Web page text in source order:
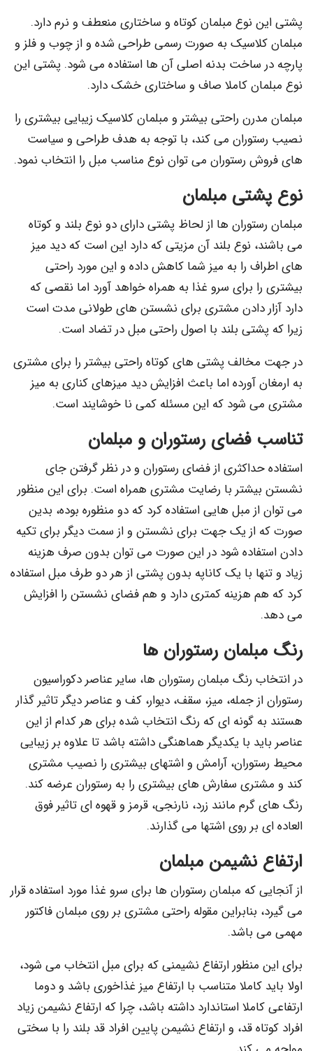
پشتی این نوع مبلمان کوتاه و ساختاری منعطف و نرم دارد.
مبلمان کلاسیک به صورت رسمی طراحی شده و از چوب و فلز و
پارچه در ساخت بدنه اصلی آن ها استفاده می شود. پشتی این
نوع مبلمان کاملا صاف و ساختاری خشک دارد.
مبلمان مدرن راحتی بیشتر و مبلمان کلاسیک زیبایی بیشتری را
نصیب رستوران می کند، با توجه به هدف طراحی و سیاست
های فروش رستوران می توان نوع مناسب مبل را انتخاب نمود.
نوع پشتی مبلمان
مبلمان رستوران ها از لحاظ پشتی دارای دو نوع بلند و کوتاه
می باشند، نوع بلند آن مزیتی که دارد این است که دید میز
های اطراف را به میز شما کاهش داده و این مورد راحتی
بیشتری را برای سرو غذا به همراه خواهد آورد اما نقصی که
دارد آزار دادن مشتری برای نشستن های طولانی مدت است
زیرا که پشتی بلند با اصول راحتی مبل در تضاد است.
در جهت مخالف پشتی های کوتاه راحتی بیشتر را برای مشتری
به ارمغان آورده اما باعث افزایش دید میزهای کناری به میز
مشتری می شود که این مسئله کمی نا خوشایند است.
تناسب فضای رستوران و مبلمان
استفاده حداکثری از فضای رستوران و در نظر گرفتن جای
نشستن بیشتر با رضایت مشتری همراه است. برای این منظور
می توان از مبل هایی استفاده کرد که دو منظوره بوده، بدین
صورت که از یک جهت برای نشستن و از سمت دیگر برای تکیه
دادن استفاده شود در این صورت می توان بدون صرف هزینه
زیاد و تنها با یک کاناپه بدون پشتی از هر دو طرف مبل استفاده
کرد که هم هزینه کمتری دارد و هم فضای نشستن را افزایش
می دهد.
رنگ مبلمان رستوران ها
در انتخاب رنگ مبلمان رستوران ها، سایر عناصر دکوراسیون
رستوران از جمله، میز، سقف، دیوار، کف و عناصر دیگر تاثیر گذار
هستند به گونه ای که رنگ انتخاب شده برای هر کدام از این
عناصر باید با یکدیگر هماهنگی داشته باشد تا علاوه بر زیبایی
محیط رستوران، آرامش و اشتهای بیشتری را نصیب مشتری
کند و مشتری سفارش های بیشتری را به رستوران عرضه کند.
رنگ های گرم مانند زرد، نارنجی، قرمز و قهوه ای تاثیر فوق
العاده ای بر روی اشتها می گذارند.
ارتفاع نشیمن مبلمان
از آنجایی که مبلمان رستوران ها برای سرو غذا مورد استفاده قرار
می گیرد، بنابراین مقوله راحتی مشتری بر روی مبلمان فاکتور
مهمی می باشد.
برای این منظور ارتفاع نشیمنی که برای مبل انتخاب می شود،
اولا باید کاملا متناسب با ارتفاع میز غذاخوری باشد و دوما
ارتفاعی کاملا استاندارد داشته باشد، چرا که ارتفاع نشیمن زیاد
افراد کوتاه قد، و ارتفاع نشیمن پایین افراد قد بلند را با سختی